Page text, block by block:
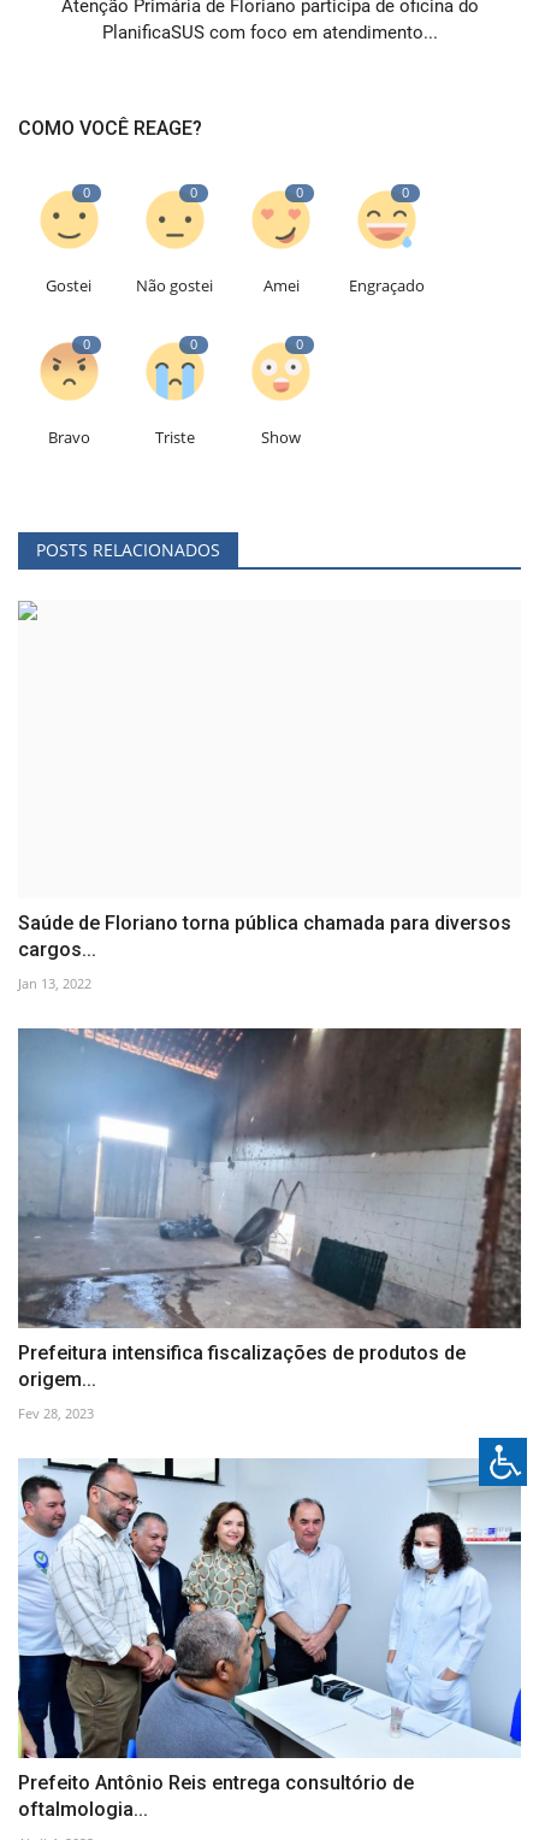
Atenção Primária de Floriano participa de oficina do
PlanificaSUS com foco em atendimento...
COMO VOCÊ REAGE?
0
Gostei
0
Não gostei
0
Amei
0
Engraçado
0
Bravo
0
Triste
0
Show
POSTS RELACIONADOS
Saúde de Floriano torna pública chamada para diversos
cargos...
Jan 13, 2022
Prefeitura intensifica fiscalizações de produtos de
origem...
Fev 28, 2023
Prefeito Antônio Reis entrega consultório de
oftalmologia...